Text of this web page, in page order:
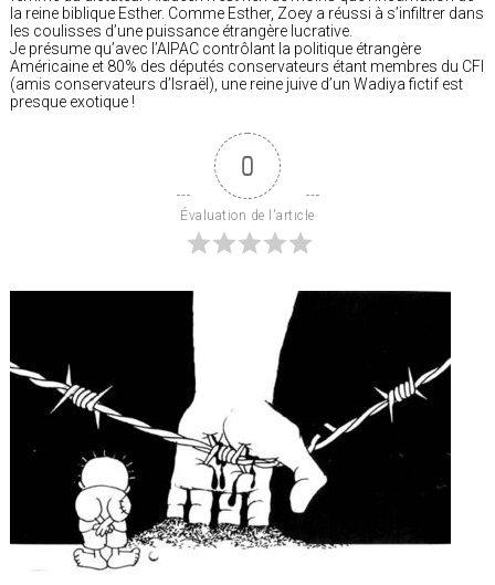
la reine biblique Esther. Comme Esther, Zoey a réussi à s’infiltrer dans
les coulisses d’une puissance étrangère lucrative.
Je présume qu’avec l’AIPAC contrôlant la politique étrangère
Américaine et 80% des députés conservateurs étant membres du CFI
(amis conservateurs d’Israël), une reine juive d’un Wadiya fictif est
presque exotique !
0
Évaluation de l'article